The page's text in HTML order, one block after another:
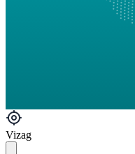
Vizag